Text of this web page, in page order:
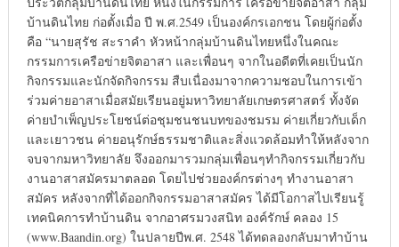
บ้านดินไทย ก่อตั้งเมื่อ ปี พ.ศ.2549 เป็นองค์กรเอกชน โดยผู้ก่อตั้ง
คือ “นายสุรัช สะราคำ หัวหน้ากลุ่มบ้านดินไทยหนึ่งในคณะ
กรรมการเครือข่ายจิตอาสา และเพื่อนๆ จากในอดีตที่เคยเป็นนัก
กิจกรรมและนักจัดกิจกรรม สืบเนื่องมาจากความชอบในการเข้า
ร่วมค่ายอาสาเมื่อสมัยเรียนอยู่มหาวิทยาลัยเกษตรศาสตร์ ทั้งจัด
ค่ายบำเพ็ญประโยชน์ต่อชุมชนชนบทของชมรม ค่ายเกี่ยวกับเด็ก
และเยาวชน ค่ายอนุรักษ์ธรรมชาติและสิ่งแวดล้อมทำให้หลังจาก
จบจากมหาวิทยาลัย จึงออกมารวมกลุ่มเพื่อนๆทำกิจกรรมเกี่ยวกับ
งานอาสาสมัครมาตลอด โดยไปช่วยองค์กรต่างๆ ทำงานอาสา
สมัคร หลังจากที่ได้ออกกิจกรรมอาสาสมัคร ได้มีโอกาสไปเรียนรู้
เทคนิคการทำบ้านดิน จากอาศรมวงสนิท องค์รักษ์ คลอง 15
(www.Baandin.org) ในปลายปีพ.ศ. 2548 ได้ทดลองกลับมาทำบ้าน